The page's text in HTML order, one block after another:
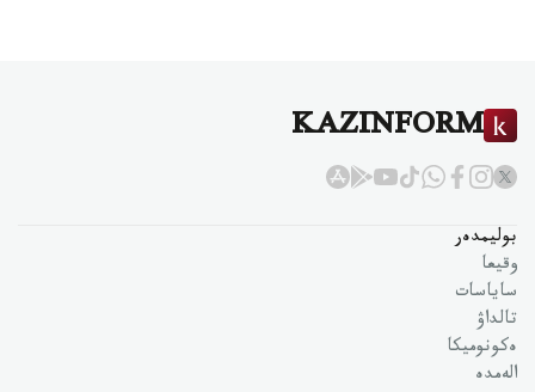
KAZINFORM
بوليمدەر
وقيعا
ساياسات
تالداۋ
ەكونوميكا
الەمدە